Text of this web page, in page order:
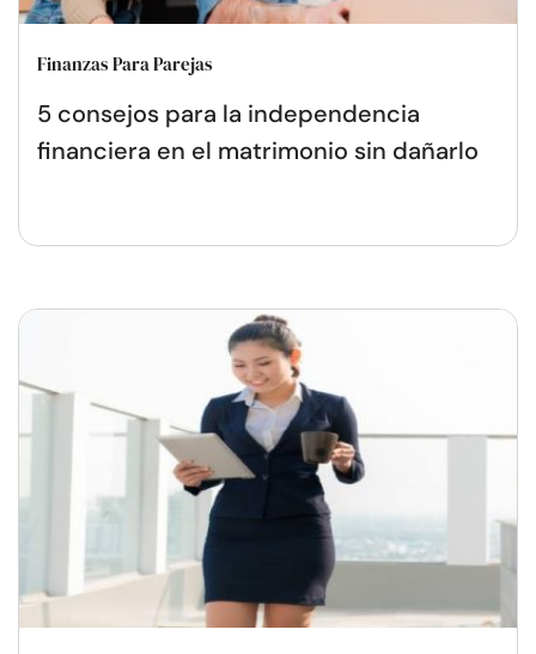
Finanzas Para Parejas
5 consejos para la independencia
financiera en el matrimonio sin dañarlo